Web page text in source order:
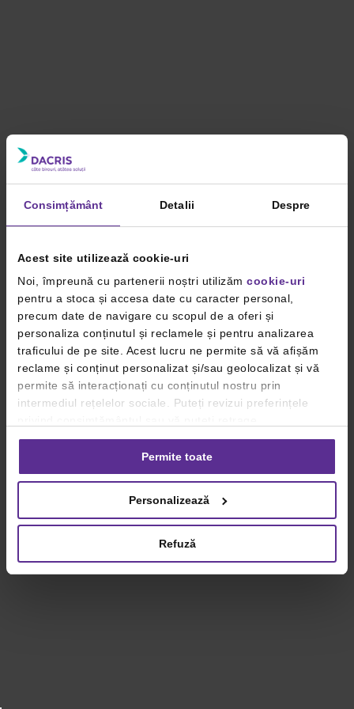
Consimțământ Detalii Despre
Acest site utilizează cookie-uri
Noi, împreună cu partenerii noștri utilizăm cookie-uri
pentru a stoca și accesa date cu caracter personal,
precum date de navigare cu scopul de a oferi și
personaliza conținutul și reclamele și pentru analizarea
traficului de pe site. Acest lucru ne permite să vă afișăm
reclame și conținut personalizat și/sau geolocalizat și vă
permite să interacționați cu conținutul nostru prin
intermediul rețelelor sociale. Puteți revizui preferințele
consimțământul oricând, făcând click pe linkul către
setările dvs. de cookie-uri.
privind utilizarea modulelor cookie.Detalii
Permite toate
Personalizează
Refuză